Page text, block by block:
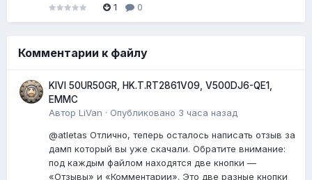
1
0
Комментарии к файлу
KIVI 50UR50GR, HK.T.RT2861V09, V500DJ6-QE1,
EMMC
Автор LiVan · Опубликовано 3 часа назад
@atletas Отлично, теперь осталось написать отзыв за
дамп который вы уже скачали. Обратите внимание:
под каждым файлом находятся две кнопки —
«Отзывы» и «Комментарии». Это две разные кнопки